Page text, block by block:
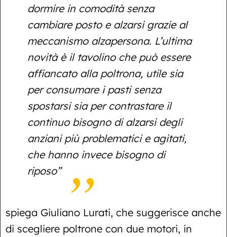
dormire in comodità senza
cambiare posto e alzarsi grazie al
meccanismo alzapersona. L’ultima
novità è il tavolino che può essere
affiancato alla poltrona, utile sia
per consumare i pasti senza
spostarsi sia per contrastare il
continuo bisogno di alzarsi degli
anziani più problematici e agitati,
che hanno invece bisogno di
riposo”
spiega Giuliano Lurati, che suggerisce anche
di scegliere poltrone con due motori, in